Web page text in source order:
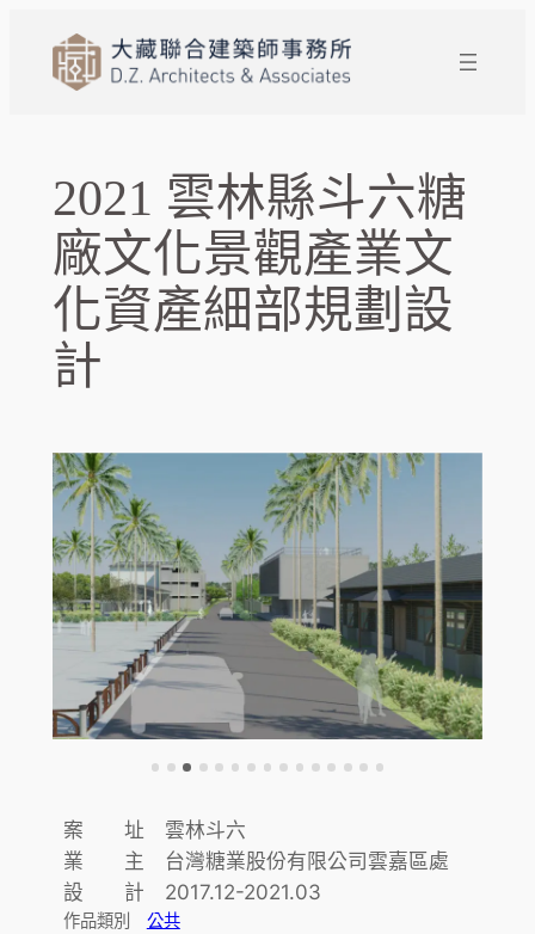
2021 雲林縣斗六糖
廠文化景觀產業文
化資產細部規劃設
計
案 址 雲林斗六
業 主 台灣糖業股份有限公司雲嘉區處
設 計 2017.12-2021.03
作品類別 公共